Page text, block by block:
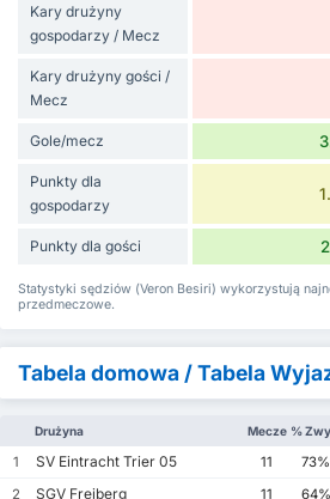
Kary drużyny
gospodarzy / Mecz
Kary drużyny gości /
Mecz
Gole/mecz
Punkty dla
gospodarzy
Punkty dla gości
Statystyki sędziów (Veron Besiri) wykorzystują
przedmeczowe.
Tabela domowa / Tabela
Drużyna Mecze %
1 SV Eintracht Trier 05 11 73%
2
SGV Freiberg 11 64%